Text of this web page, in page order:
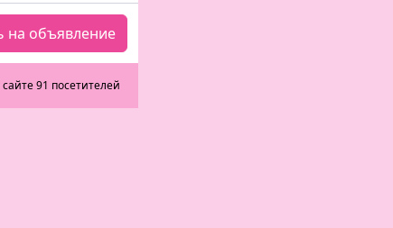
на объявление
91 посетителей